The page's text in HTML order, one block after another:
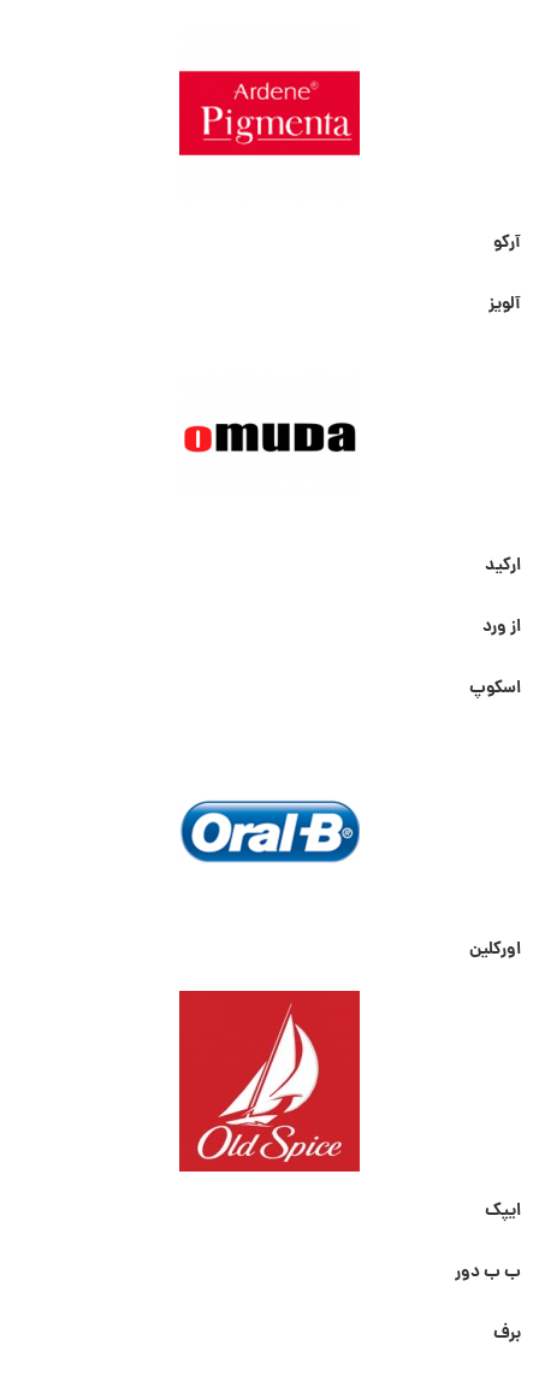
آرکو
آلویز
ارکید
از ورد
اسکوپ
اورکلین
ایپک
ب ب دور
برف